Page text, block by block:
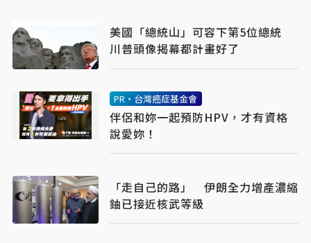
美國「總統山」可容下第5位總統
川普頭像揭幕都計畫好了
PR・台灣癌症基金會
伴侶和妳一起預防HPV，才有資格
說愛妳！
「走自己的路」 伊朗全力增產濃縮
鈾已接近核武等級